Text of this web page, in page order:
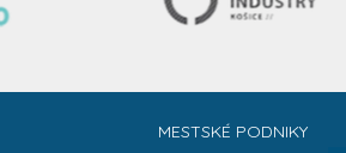
MESTSKÉ PODNIKY